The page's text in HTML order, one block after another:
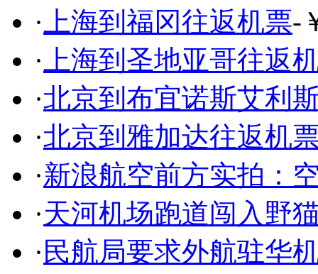
· 上海到福冈往返机票-
· 上海到圣地亚哥往返
·北京到布宜诺斯艾利
·北京到雅加达往返机
·新浪航空前方实拍：
·天河机场跑道闯入野
· 民航局要求外航驻华